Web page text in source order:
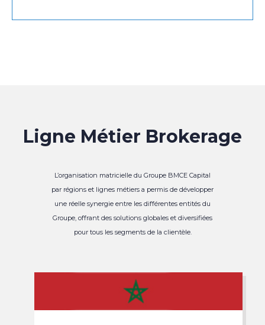
Ligne Métier Brokerage
L’organisation matricielle du Groupe BMCE Capital
par régions et lignes métiers a permis de développer
une réelle synergie entre les différentes entités du
Groupe, offrant des solutions globales et diversifiées
pour tous les segments de la clientèle.